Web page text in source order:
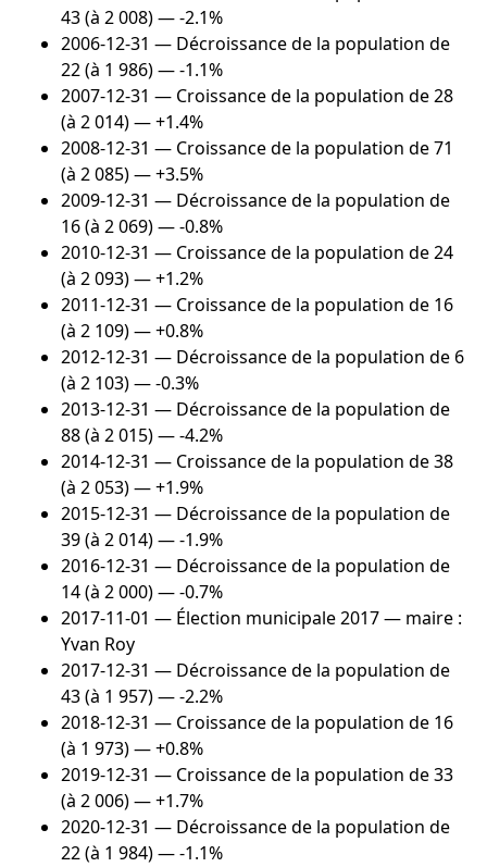
43 (à 2 008) — -2.1%
2006-12-31 — Décroissance de la population de
22 (à 1 986) — -1.1%
2007-12-31 — Croissance de la population de 28
(à 2 014) — +1.4%
2008-12-31 — Croissance de la population de 71
(à 2 085) — +3.5%
2009-12-31 — Décroissance de la population de
16 (à 2 069) — -0.8%
2010-12-31 — Croissance de la population de 24
(à 2 093) — +1.2%
2011-12-31 — Croissance de la population de 16
(à 2 109) — +0.8%
2012-12-31 — Décroissance de la population de 6
(à 2 103) — -0.3%
2013-12-31 — Décroissance de la population de
88 (à 2 015) — -4.2%
2014-12-31 — Croissance de la population de 38
(à 2 053) — +1.9%
2015-12-31 — Décroissance de la population de
39 (à 2 014) — -1.9%
2016-12-31 — Décroissance de la population de
14 (à 2 000) — -0.7%
2017-11-01 — Élection municipale 2017 — maire :
Yvan Roy
2017-12-31 — Décroissance de la population de
43 (à 1 957) — -2.2%
2018-12-31 — Croissance de la population de 16
(à 1 973) — +0.8%
2019-12-31 — Croissance de la population de 33
(à 2 006) — +1.7%
2020-12-31 — Décroissance de la population de
22 (à 1 984) — -1.1%